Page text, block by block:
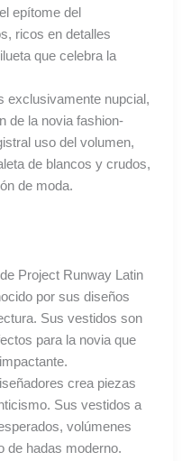
epítome del
ricos en detalles
que celebra la
exclusivamente nupcial,
de la novia fashion-
uso del volumen,
de blancos y crudos,
de moda.
Project Runway Latin
por sus diseños
Sus vestidos son
para la novia que
crea piezas
Sus vestidos a
volúmenes
de hadas moderno.